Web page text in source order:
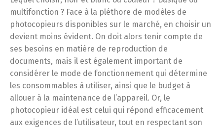
multifonction ? Face à la pléthore de modèles de
photocopieurs disponibles sur le marché, en choisir un
devient moins évident. On doit alors tenir compte de
ses besoins en matière de reproduction de
documents, mais il est également important de
considérer le mode de fonctionnement qui détermine
les consommables à utiliser, ainsi que le budget à
allouer à la maintenance de l’appareil. Or, le
photocopieur idéal est celui qui répond efficacement
aux exigences de l’utilisateur, tout en respectant son